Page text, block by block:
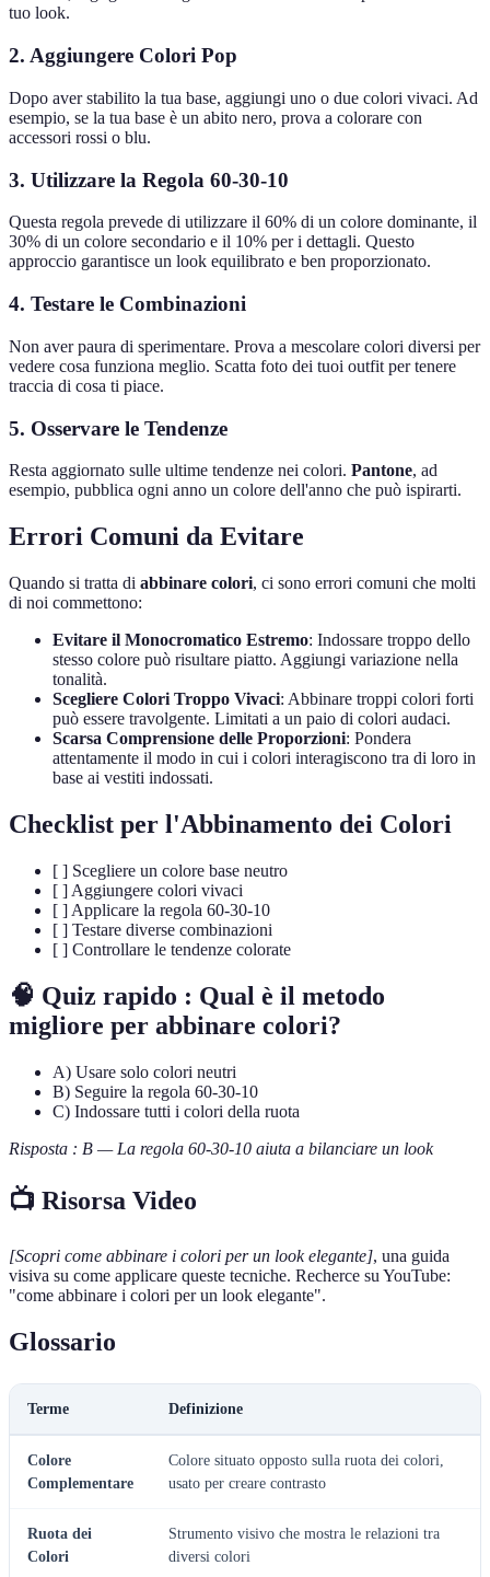
tuo look.
2. Aggiungere Colori Pop
Dopo aver stabilito la tua base, aggiungi uno o due colori vivaci. Ad
esempio, se la tua base è un abito nero, prova a colorare con
accessori rossi o blu.
3. Utilizzare la Regola 60-30-10
Questa regola prevede di utilizzare il 60% di un colore dominante, il
30% di un colore secondario e il 10% per i dettagli. Questo
approccio garantisce un look equilibrato e ben proporzionato.
4. Testare le Combinazioni
Non aver paura di sperimentare. Prova a mescolare colori diversi per
vedere cosa funziona meglio. Scatta foto dei tuoi outfit per tenere
traccia di cosa ti piace.
5. Osservare le Tendenze
Resta aggiornato sulle ultime tendenze nei colori. Pantone, ad
esempio, pubblica ogni anno un colore dell'anno che può ispirarti.
Errori Comuni da Evitare
Quando si tratta di abbinare colori, ci sono errori comuni che molti
di noi commettono:
Evitare il Monocromatico Estremo: Indossare troppo dello
stesso colore può risultare piatto. Aggiungi variazione nella
tonalità.
Scegliere Colori Troppo Vivaci: Abbinare troppi colori forti
può essere travolgente. Limitati a un paio di colori audaci.
Scarsa Comprensione delle Proporzioni: Pondera
attentamente il modo in cui i colori interagiscono tra di loro in
base ai vestiti indossati.
Checklist per l'Abbinamento dei Colori
[ ] Scegliere un colore base neutro
[ ] Aggiungere colori vivaci
[ ] Applicare la regola 60-30-10
[ ] Testare diverse combinazioni
[ ] Controllare le tendenze colorate
🧠 Quiz rapido : Qual è il metodo
migliore per abbinare colori?
A) Usare solo colori neutri
B) Seguire la regola 60-30-10
C) Indossare tutti i colori della ruota
Risposta : B — La regola 60-30-10 aiuta a bilanciare un look
📺 Risorsa Video
[Scopri come abbinare i colori per un look elegante], una guida
visiva su come applicare queste tecniche. Recherce su YouTube:
"come abbinare i colori per un look elegante".
Glossario
Terme Definizione
Colore
Complementare
Colore situato opposto sulla ruota dei colori,
usato per creare contrasto
Ruota dei
Colori
Strumento visivo che mostra le relazioni tra
diversi colori